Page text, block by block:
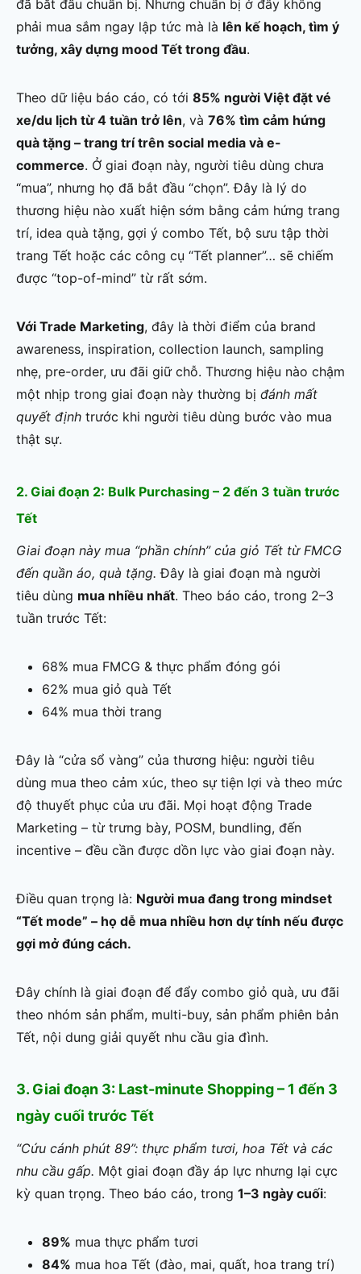
đã bắt đầu chuẩn bị. Nhưng chuẩn bị ở đây không
phải mua sắm ngay lập tức mà là lên kế hoạch, tìm ý
tưởng, xây dựng mood Tết trong đầu.
Theo dữ liệu báo cáo, có tới 85% người Việt đặt vé
xe/du lịch từ 4 tuần trở lên, và 76% tìm cảm hứng
quà tặng – trang trí trên social media và e-
commerce. Ở giai đoạn này, người tiêu dùng chưa
“mua”, nhưng họ đã bắt đầu “chọn”. Đây là lý do
thương hiệu nào xuất hiện sớm bằng cảm hứng trang
trí, idea quà tặng, gợi ý combo Tết, bộ sưu tập thời
trang Tết hoặc các công cụ “Tết planner”… sẽ chiếm
được “top-of-mind” từ rất sớm.
Với Trade Marketing, đây là thời điểm của brand
awareness, inspiration, collection launch, sampling
nhẹ, pre-order, ưu đãi giữ chỗ. Thương hiệu nào chậm
một nhịp trong giai đoạn này thường bị đánh mất
quyết định trước khi người tiêu dùng bước vào mua
thật sự.
2. Giai đoạn 2: Bulk Purchasing – 2 đến 3 tuần trước
Tết
Giai đoạn này mua “phần chính” của giỏ Tết từ FMCG
đến quần áo, quà tặng. Đây là giai đoạn mà người
tiêu dùng mua nhiều nhất. Theo báo cáo, trong 2–3
tuần trước Tết:
68% mua FMCG & thực phẩm đóng gói
62% mua giỏ quà Tết
64% mua thời trang
Đây là “cửa sổ vàng” của thương hiệu: người tiêu
dùng mua theo cảm xúc, theo sự tiện lợi và theo mức
độ thuyết phục của ưu đãi. Mọi hoạt động Trade
Marketing – từ trưng bày, POSM, bundling, đến
incentive – đều cần được dồn lực vào giai đoạn này.
Điều quan trọng là: Người mua đang trong mindset
“Tết mode” – họ dễ mua nhiều hơn dự tính nếu được
gợi mở đúng cách.
Đây chính là giai đoạn để đẩy combo giỏ quà, ưu đãi
theo nhóm sản phẩm, multi-buy, sản phẩm phiên bản
Tết, nội dung giải quyết nhu cầu gia đình.
3. Giai đoạn 3: Last-minute Shopping – 1 đến 3
ngày cuối trước Tết
“Cứu cánh phút 89”: thực phẩm tươi, hoa Tết và các
nhu cầu gấp. Một giai đoạn đầy áp lực nhưng lại cực
kỳ quan trọng. Theo báo cáo, trong 1–3 ngày cuối:
89% mua thực phẩm tươi
84% mua hoa Tết (đào, mai, quất, hoa trang trí)